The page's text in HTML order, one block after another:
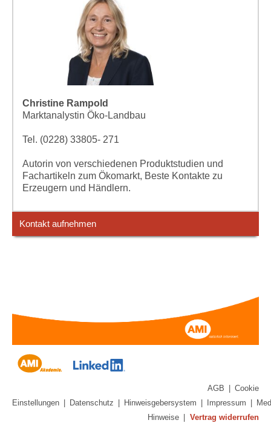
Christine Rampold
Marktanalystin Öko-Landbau
Tel. (0228) 33805- 271
Autorin von verschiedenen Produktstudien und
Fachartikeln zum Ökomarkt, Beste Kontakte zu
Erzeugern und Händlern.
Kontakt aufnehmen
AGB
Cookie
Einstellungen
Datenschutz Hinweisgebersystem Impressum
Hinweise
Vertrag widerrufen